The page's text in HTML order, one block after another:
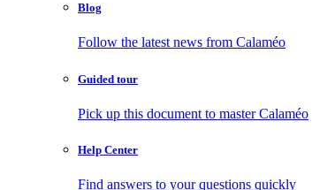
Blog
Follow the latest news from Calaméo
Guided tour
Pick up this document to master Calaméo
Help Center
Find answers to your questions quickly